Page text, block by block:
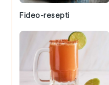
Fideo-resepti